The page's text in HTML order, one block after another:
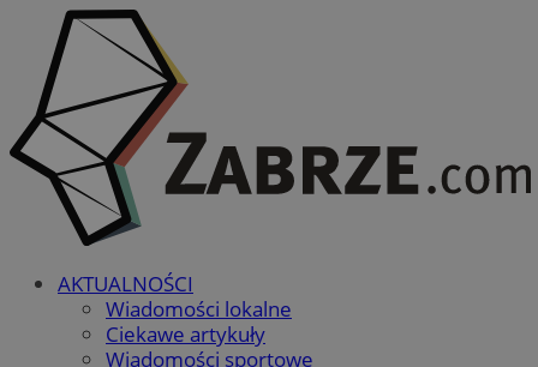
AKTUALNOŚCI
Wiadomości lokalne
Ciekawe artykuły
Wiadomości sportowe